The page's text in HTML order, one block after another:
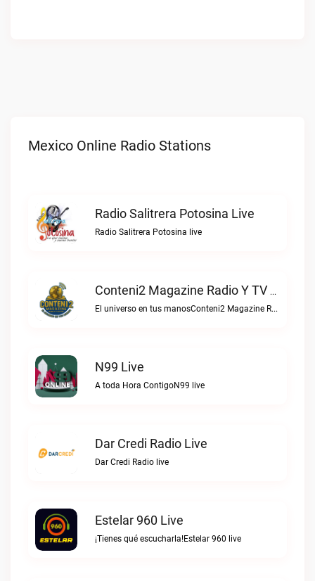
Mexico Online Radio Stations
Radio Salitrera Potosina Live
Radio Salitrera Potosina live
Conteni2 Magazine Radio Y TV Digital Live
El universo en tus manosConteni2 Magazine Radio y TV Digital live
N99 Live
A toda Hora ContigoN99 live
Dar Credi Radio Live
Dar Credi Radio live
Estelar 960 Live
¡Tienes qué escucharla!Estelar 960 live